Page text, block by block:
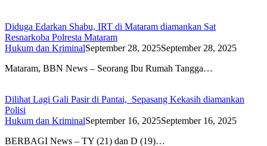
Diduga Edarkan Shabu, IRT di Mataram diamankan Sat
Resnarkoba Polresta Mataram
Hukum dan KriminalSeptember 28, 2025September 28, 2025
Mataram, BBN News – Seorang Ibu Rumah Tangga…
Dilihat Lagi Gali Pasir di Pantai, Sepasang Kekasih diamankan
Polisi
Hukum dan KriminalSeptember 16, 2025September 16, 2025
BERBAGI News – TY (21) dan D (19)…